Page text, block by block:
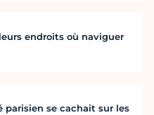
endroits où naviguer
parisien se cachait sur les